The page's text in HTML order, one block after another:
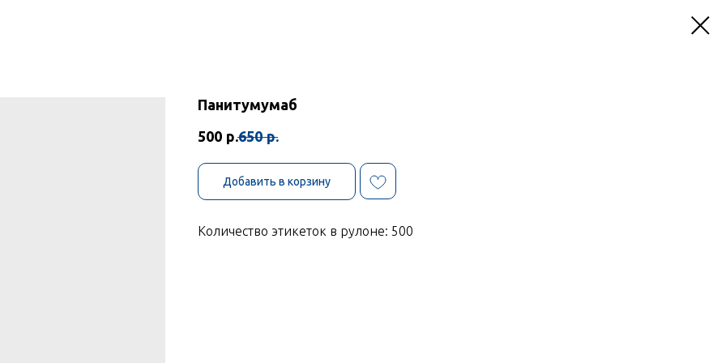
Панитумумаб
500 р.650 р.
Добавить в корзину
Количество этикеток в рулоне: 500